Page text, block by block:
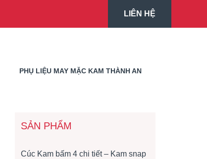
LIÊN HỆ
PHỤ LIỆU MAY MẶC KAM THÀNH AN
SẢN PHẨM
Cúc Kam bấm 4 chi tiết – Kam snap